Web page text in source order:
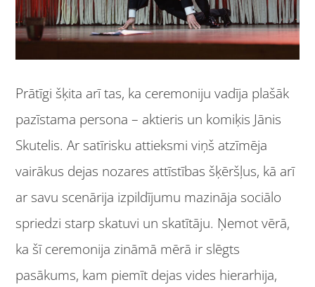
Prātīgi šķita arī tas, ka ceremoniju vadīja plašāk
pazīstama persona – aktieris un komiķis Jānis
Skutelis. Ar satīrisku attieksmi viņš atzīmēja
vairākus dejas nozares attīstības šķēršļus, kā arī
ar savu scenārija izpildījumu mazināja sociālo
spriedzi starp skatuvi un skatītāju. Ņemot vērā,
ka šī ceremonija zināmā mērā ir slēgts
pasākums, kam piemīt dejas vides hierarhija,